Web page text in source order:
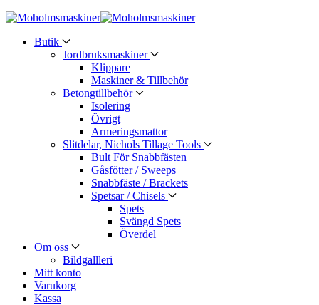
Butik
Jordbruksmaskiner
Klippare
Maskiner & Tillbehör
Betongtillbehör
Isolering
Övrigt
Armeringsmattor
Slitdelar, Nichols Tillage Tools
Bult För Snabbfästen
Gåsfötter / Sweeps
Snabbfäste / Brackets
Spetsar / Chisels
Spets
Svängd Spets
Överdel
Om oss
Bildgallleri
Mitt konto
Varukorg
Kassa